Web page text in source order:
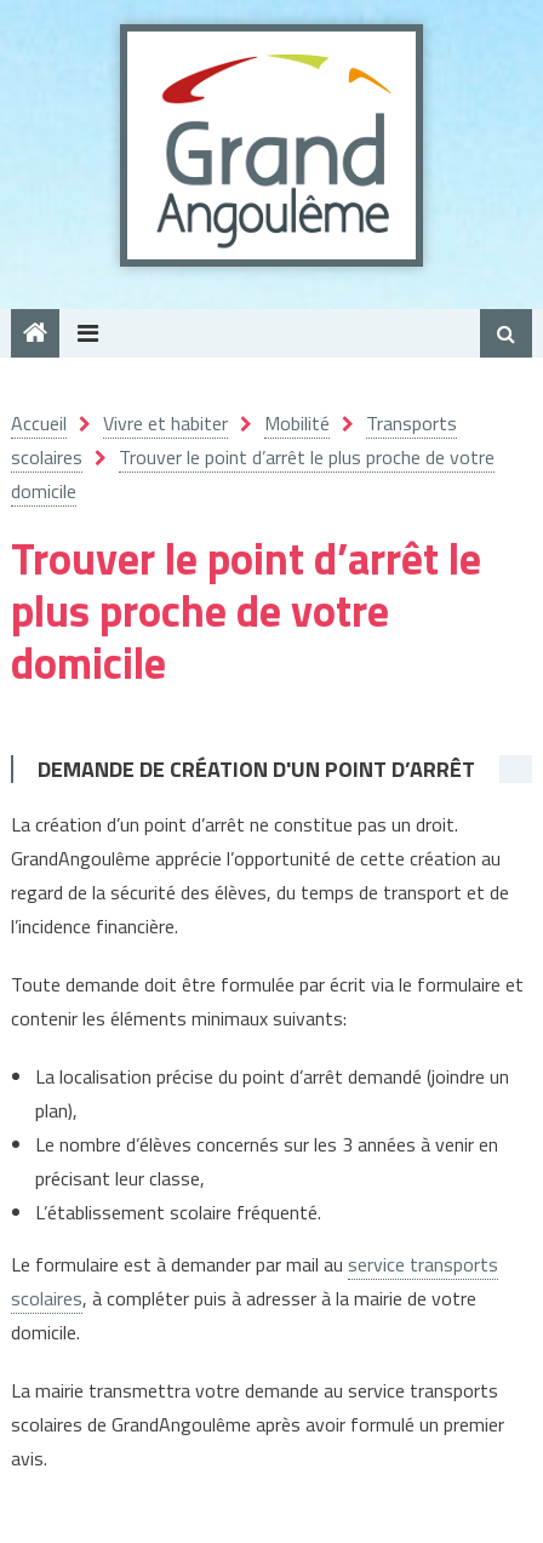
Accueil Vivre et habiter Mobilité
Transports
scolaires
Trouver le point d’arrêt le plus proche de votre
domicile
Trouver le point d’arrêt le
plus proche de votre
domicile
DEMANDE DE CRÉATION D'UN POINT D’ARRÊT
La création d’un point d’arrêt ne constitue pas un droit.
GrandAngoulême apprécie l’opportunité de cette création au
regard de la sécurité des élèves, du temps de transport et de
l’incidence financière.
Toute demande doit être formulée par écrit via le formulaire et
contenir les éléments minimaux suivants:
La localisation précise du point d’arrêt demandé (joindre un
plan),
Le nombre d’élèves concernés sur les 3 années à venir en
précisant leur classe,
L’établissement scolaire fréquenté.
Le formulaire est à demander par mail au service transports
scolaires, à compléter puis à adresser à la mairie de votre
domicile.
La mairie transmettra votre demande au service transports
scolaires de GrandAngoulême après avoir formulé un premier
avis.
Panneau de gestion des cookies